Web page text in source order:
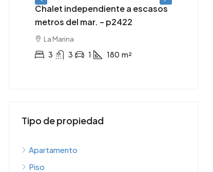
Chalet independiente a escasos
metros del mar. – p2422
La Marina
3 3 1 180 m²
Tipo de propiedad
Apartamento
Piso